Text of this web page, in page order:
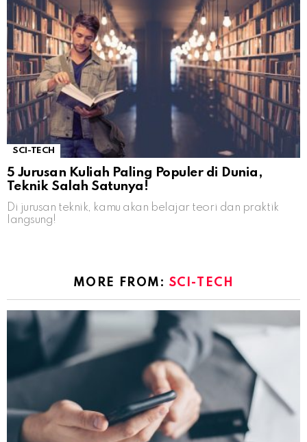
SCI-TECH
5 Jurusan Kuliah Paling Populer di Dunia,
Teknik Salah Satunya!
Di jurusan teknik, kamu akan belajar teori dan praktik
langsung!
MORE FROM: SCI-TECH